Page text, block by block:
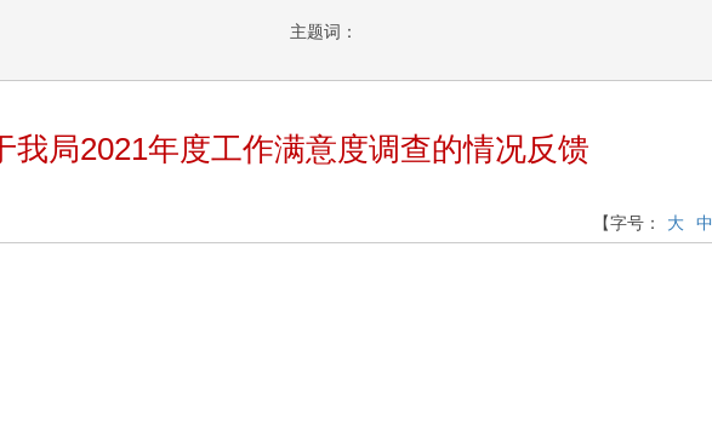
主题词：
我局2021年度工作满意度调查的情况反馈
【字号： 大 中